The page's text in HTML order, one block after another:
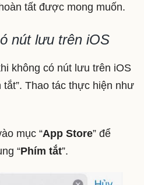
tất được mong muốn.
nút lưu trên iOS
không có nút lưu trên iOS
Thao tác thực hiện như
mục “App Store” để
“Phím tắt”.